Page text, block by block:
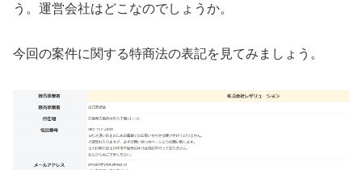
う。運営会社はどこなのでしょうか。
今回の案件に関する特商法の表記を見てみましょう。